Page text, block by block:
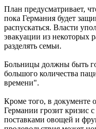
План предусматривает,
пока Германия будет
распускаться. Власти
эвакуации из некоторых
разделять семьи.
Больницы должны быть
большого количества
времени".
Кроме того, в документе
Германии грозит кризис
поставками овощей и